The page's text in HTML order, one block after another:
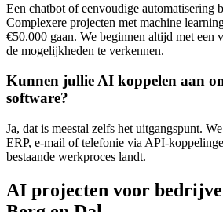
Een chatbot of eenvoudige automatisering
Complexere projecten met machine
€50.000 gaan. We beginnen altijd met een
de mogelijkheden te verkennen.
Kunnen jullie AI koppelen aan
software?
Ja, dat is meestal zelfs het uitgangspunt.
ERP, e-mail of telefonie via API-
bestaande werkproces landt.
AI projecten voor